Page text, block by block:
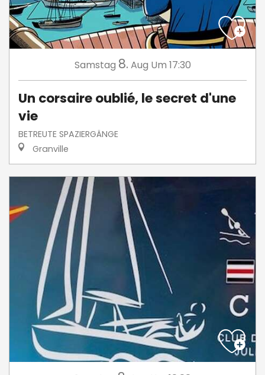
Samstag 8. Aug Um 17:30
Un corsaire oublié, le secret d'une
vie
BETREUTE SPAZIERGÄNGE
Granville